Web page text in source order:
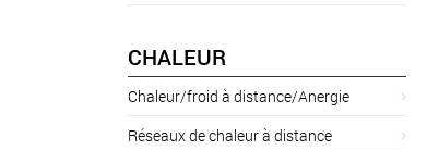
CHALEUR
Chaleur/froid à distance/Anergie
Réseaux de chaleur à distance